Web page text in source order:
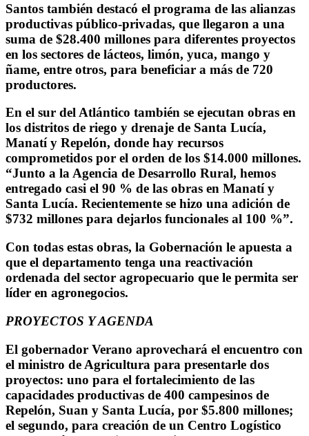
Santos también destacó el programa de las alianzas
productivas público-privadas, que llegaron a una
suma de $28.400 millones para diferentes proyectos
en los sectores de lácteos, limón, yuca, mango y
ñame, entre otros, para beneficiar a más de 720
productores.
En el sur del Atlántico también se ejecutan obras en
los distritos de riego y drenaje de Santa Lucía,
Manatí y Repelón, donde hay recursos
comprometidos por el orden de los $14.000 millones.
“Junto a la Agencia de Desarrollo Rural, hemos
entregado casi el 90 % de las obras en Manatí y
Santa Lucía. Recientemente se hizo una adición de
$732 millones para dejarlos funcionales al 100 %”.
Con todas estas obras, la Gobernación le apuesta a
que el departamento tenga una reactivación
ordenada del sector agropecuario que le permita ser
líder en agronegocios.
PROYECTOS Y AGENDA
El gobernador Verano aprovechará el encuentro con
el ministro de Agricultura para presentarle dos
proyectos: uno para el fortalecimiento de las
capacidades productivas de 400 campesinos de
Repelón, Suan y Santa Lucía, por $5.800 millones;
el segundo, para creación de un Centro Logístico